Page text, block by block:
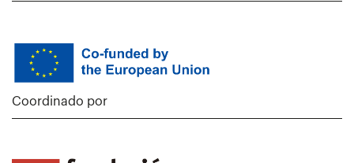
Coordinado por